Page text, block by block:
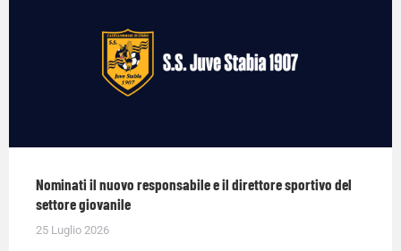
Nominati il nuovo responsabile e il direttore sportivo del
settore giovanile
25 Luglio 2026